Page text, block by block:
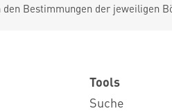
Bestimmungen der jeweiligen
Tools
Suche